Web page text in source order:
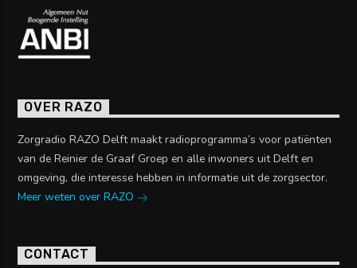
OVER RAZO
Zorgradio RAZO Delft maakt radioprogramma’s voor patiënten
van de Reinier de Graaf Groep en alle inwoners uit Delft en
omgeving, die interesse hebben in informatie uit de zorgsector.
Meer weten over RAZO
CONTACT